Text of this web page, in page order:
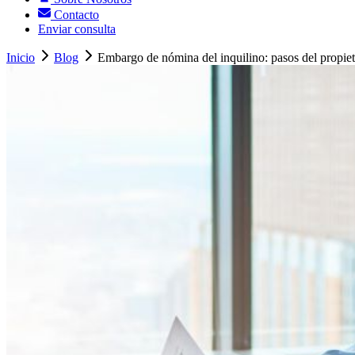
Contacto
Enviar consulta
Inicio Blog Embargo de nómina del inquilino: pasos del